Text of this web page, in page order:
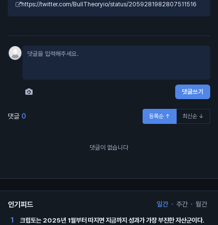
https://twitter.com/BullTheoryio/status/2059281982807511516
댓글쓰기
댓글 0 등록순 ↑ 최신순 ↓
댓글이 없습니다
인기피드 일간 · 주간 · 월간
1 크립토는 2025년 1월부터 따지면 지금까지 성과가 가장 부진한 자산군이다.